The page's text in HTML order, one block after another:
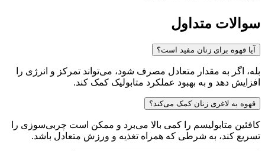
سوالات متداول
آیا قهوه برای زنان مفید است؟
بله، اگر به مقدار متعادل مصرف شود، می‌تواند تمرکز و انرژی را
افزایش دهد و به بهبود عملکرد متابولیک کمک کند.
قهوه به لاغری زنان کمک می‌کند؟
کافئین متابولیسم را کمی بالا می‌برد و ممکن است چربی‌سوزی را
تسریع کند، به شرطی که همراه تغذیه و ورزش متعادل باشد.